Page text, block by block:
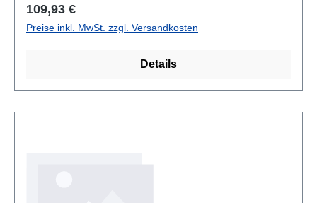
Regulärer Preis:
109,93 €
Preise inkl. MwSt. zzgl. Versandkosten
Details